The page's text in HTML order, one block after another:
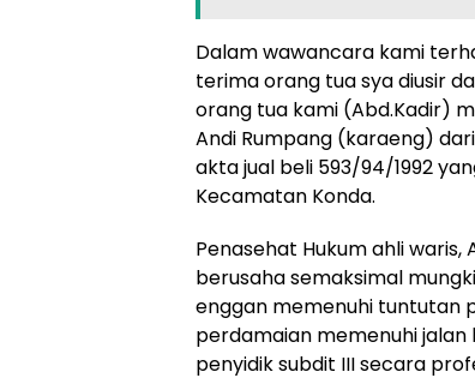
Dalam wawancara kami
terima orang tua sya diusir
orang tua kami (Abd.Kadir)
Andi Rumpang (karaeng)
akta jual beli 593/94/1992
Kecamatan Konda.
Penasehat Hukum ahli waris,
berusaha semaksimal
enggan memenuhi tuntutan
perdamaian memenuhi
penyidik subdit III secara